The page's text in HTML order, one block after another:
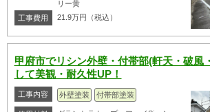
リー黄
工事費用
21.9万円（税込）
甲府市でリシン外壁・付帯部(軒天・破風
して美観・耐久性UP！
工事内容 外壁塗装 付帯部塗装